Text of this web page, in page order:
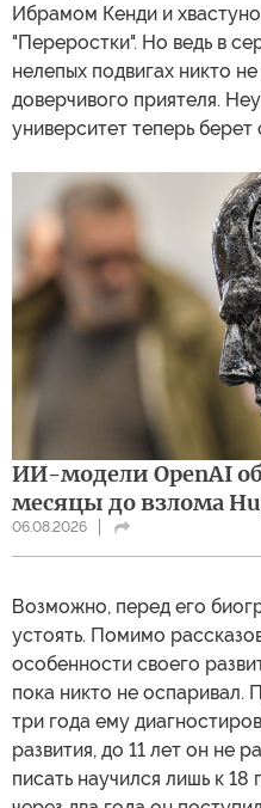
Ибрамом Кенди и
"Переростки". Но ведь в
нелепых подвигах никто
доверчивого приятеля.
университет теперь
ИИ-модели OpenAI
месяцы до взлома
06.08.2026
Возможно, перед его
устоять. Помимо
особенности своего
пока никто не оспаривал.
три года ему
развития, до 11 лет он не
писать научился лишь к